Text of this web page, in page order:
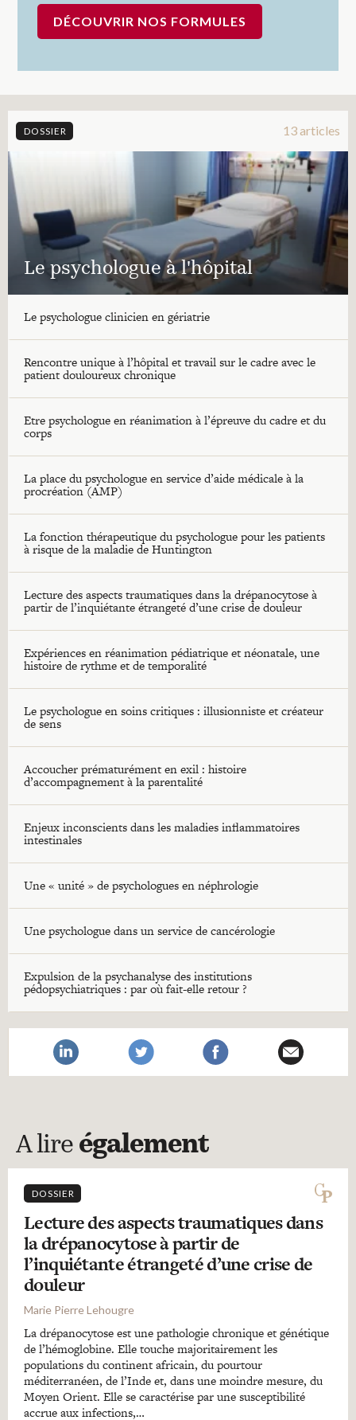
DÉCOUVRIR NOS FORMULES
DOSSIER 13 articles
Le psychologue à l'hôpital
Le psychologue clinicien en gériatrie
Rencontre unique à l’hôpital et travail sur le cadre avec le
patient douloureux chronique
Etre psychologue en réanimation à l’épreuve du cadre et du
corps
La place du psychologue en service d’aide médicale à la
procréation (AMP)
La fonction thérapeutique du psychologue pour les patients
à risque de la maladie de Huntington
Lecture des aspects traumatiques dans la drépanocytose à
partir de l’inquiétante étrangeté d’une crise de douleur
Expériences en réanimation pédiatrique et néonatale, une
histoire de rythme et de temporalité
Le psychologue en soins critiques : illusionniste et créateur
de sens
Accoucher prématurément en exil : histoire
d’accompagnement à la parentalité
Enjeux inconscients dans les maladies inflammatoires
intestinales
Une « unité » de psychologues en néphrologie
Une psychologue dans un service de cancérologie
Expulsion de la psychanalyse des institutions
pédopsychiatriques : par où fait-elle retour ?
A lire également
DOSSIER
Lecture des aspects traumatiques dans
la drépanocytose à partir de
l’inquiétante étrangeté d’une crise de
douleur
Marie Pierre Lehougre
La drépanocytose est une pathologie chronique et génétique
de l’hémoglobine. Elle touche majoritairement les
populations du continent africain, du pourtour
méditerranéen, de l’Inde et, dans une moindre mesure, du
Moyen Orient. Elle se caractérise par une susceptibilité
accrue aux infections,…